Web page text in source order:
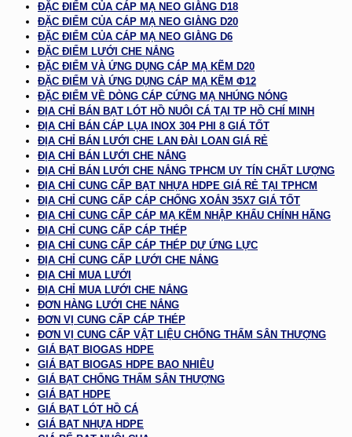
ĐẶC ĐIỂM CỦA CÁP MẠ NEO GIẰNG D18
ĐẶC ĐIỂM CỦA CÁP MẠ NEO GIẰNG D20
ĐẶC ĐIỂM CỦA CÁP MẠ NEO GIẰNG D6
ĐẶC ĐIỂM LƯỚI CHE NẮNG
ĐẶC ĐIỂM VÀ ỨNG DỤNG CÁP MẠ KẼM D20
ĐẶC ĐIỂM VÀ ỨNG DỤNG CÁP MẠ KẼM Φ12
ĐẶC ĐIỂM VỀ DÒNG CÁP CỨNG MẠ NHÚNG NÓNG
ĐỊA CHỈ BÁN BẠT LÓT HỒ NUÔI CÁ TẠI TP HỒ CHÍ MINH
ĐỊA CHỈ BÁN CÁP LỤA INOX 304 PHI 8 GIÁ TỐT
ĐỊA CHỈ BÁN LƯỚI CHE LAN ĐÀI LOAN GIÁ RẺ
ĐỊA CHỈ BÁN LƯỚI CHE NẮNG
ĐỊA CHỈ BÁN LƯỚI CHE NẮNG TPHCM UY TÍN CHẤT LƯỢNG
ĐỊA CHỈ CUNG CẤP BẠT NHỰA HDPE GIÁ RẺ TẠI TPHCM
ĐỊA CHỈ CUNG CẤP CÁP CHỐNG XOẮN 35X7 GIÁ TỐT
ĐỊA CHỈ CUNG CẤP CÁP MẠ KẼM NHẬP KHẨU CHÍNH HÃNG
ĐỊA CHỈ CUNG CẤP CÁP THÉP
ĐỊA CHỈ CUNG CẤP CÁP THÉP DỰ ỨNG LỰC
ĐỊA CHỈ CUNG CẤP LƯỚI CHE NẮNG
ĐỊA CHỈ MUA LƯỚI
ĐỊA CHỈ MUA LƯỚI CHE NẮNG
ĐƠN HÀNG LƯỚI CHE NẮNG
ĐƠN VỊ CUNG CẤP CÁP THÉP
ĐƠN VỊ CUNG CẤP VẬT LIỆU CHỐNG THẤM SÂN THƯỢNG
GIÁ BẠT BIOGAS HDPE
GIÁ BẠT BIOGAS HDPE BAO NHIÊU
GIÁ BẠT CHỐNG THẤM SÂN THƯỢNG
GIÁ BẠT HDPE
GIÁ BẠT LÓT HỒ CÁ
GIÁ BẠT NHỰA HDPE